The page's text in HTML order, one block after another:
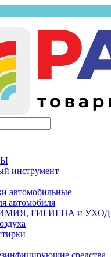
инструмент
автомобильные
автомобиля
ГИГИЕНА и УХОД
средства